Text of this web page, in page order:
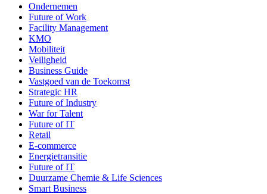
Ondernemen
Future of Work
Facility Management
KMO
Mobiliteit
Veiligheid
Business Guide
Vastgoed van de Toekomst
Strategic HR
Future of Industry
War for Talent
Future of IT
Retail
E-commerce
Energietransitie
Future of IT
Duurzame Chemie & Life Sciences
Smart Business